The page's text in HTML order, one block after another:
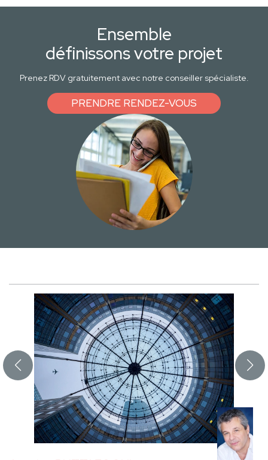
Ensemble
définissons votre projet
Prenez RDV gratuitement avec notre conseiller spécialiste.
PRENDRE RENDEZ-VOUS